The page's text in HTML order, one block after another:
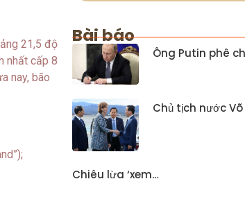
21,5 độ
nhất cấp 8
nay, bão
Bài báo
Ông Putin phê
Chủ tịch nước
Chiêu lừa ‘xem…